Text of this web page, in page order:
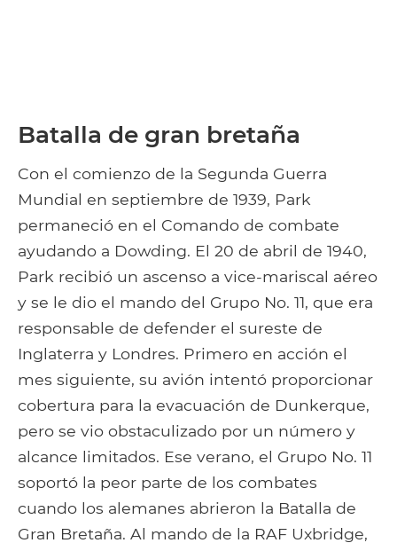
Batalla de gran bretaña
Con el comienzo de la Segunda Guerra
Mundial en septiembre de 1939, Park
permaneció en el Comando de combate
ayudando a Dowding. El 20 de abril de 1940,
Park recibió un ascenso a vice-mariscal aéreo
y se le dio el mando del Grupo No. 11, que era
responsable de defender el sureste de
Inglaterra y Londres. Primero en acción el
mes siguiente, su avión intentó proporcionar
cobertura para la evacuación de Dunkerque,
pero se vio obstaculizado por un número y
alcance limitados. Ese verano, el Grupo No. 11
soportó la peor parte de los combates
cuando los alemanes abrieron la Batalla de
Gran Bretaña. Al mando de la RAF Uxbridge,